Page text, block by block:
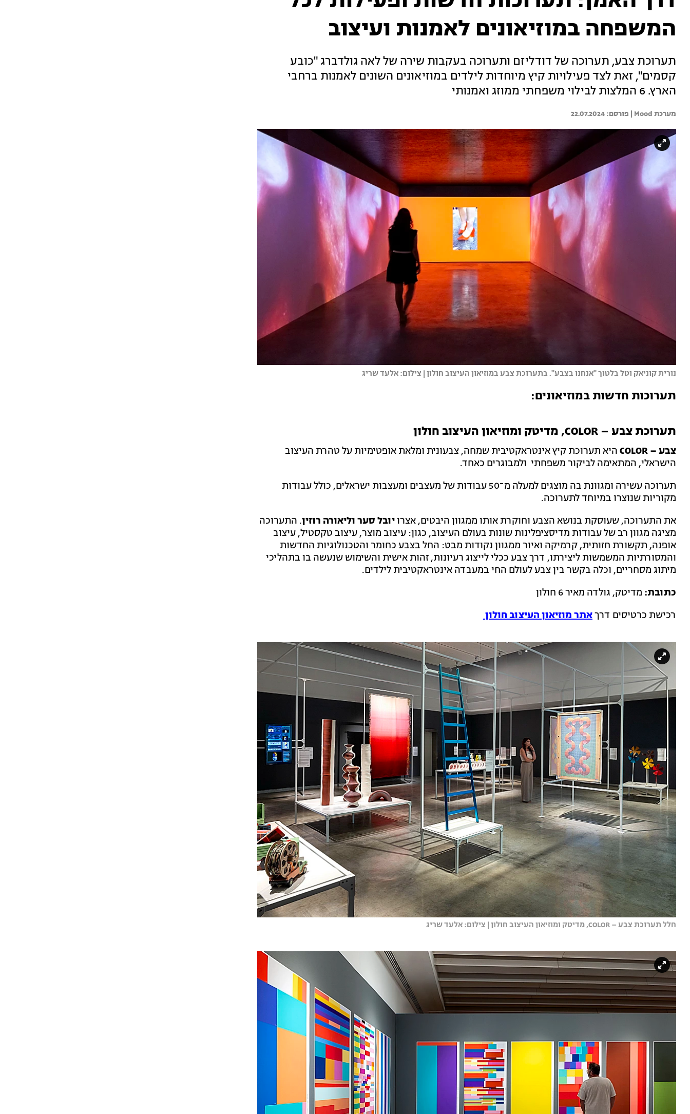
המשפחה במוזיאונים לאמנות ועיצוב
תערוכת צבע, תערוכה של דודליזם ותערוכה בעקבות שירה של לאה גולדברג "כובע
קסמים", זאת לצד פעילויות קיץ מיוחדות לילדים במוזיאונים השונים לאמנות ברחבי
הארץ. 6 המלצות לבילוי משפחתי ממוזג ואמנותי
מערכת Mood | 22.07.2024
נורית קוניאק וטל בלטוך "אנחנו בצבע". בתערוכת צבע במוזיאון העיצוב חולון | צילום: אלעד שריג
תערוכות חדשות במוזיאונים:
תערוכת צבע – COLOR, מדיטק ומוזיאון העיצוב חולון
צבע – COLOR
היא תערוכת קיץ אינטראקטיבית שמחה, צבעונית ומלאת אופטימיות על טהרת העיצוב
הישראלי, המתאימה לביקור משפחתי ולמבוגרים כאחד.
תערוכה עשירה ומגוונת בה מוצגים למעלה מ־50 עבודות של מעצבים ומעצבות ישראלים, כולל עבודות
מקוריות שנוצרו במיוחד לתערוכה.
את התערוכה, שעוסקת בנושא הצבע וחוקרת אותו ממגוון היבטים, אצרויובל סער וליאורה רוזין. התערוכה
מציגה מגוון רב של עבודות מדיסציפלינות שונות בעולם העיצוב, כגון: עיצוב מוצר, עיצוב טקסטיל, עיצוב
אופנה, תקשורת חזותית, קרמיקה ואיור ממגוון נקודות מבט: החל בצבע כחומר והטכנולוגיות החדשות
והמסורתיות המשמשות ליצירתו, דרך צבע ככלי לייצוג רעיונות, זהות אישית והשימוש שנעשה בו בתהליכי
מיתוג מסחריים, וכלה בקשר בין צבע לעולם החי במעבדה אינטראקטיבית לילדים.
כתובת: מדיטק, גולדה מאיר 6 חולון
רכישת כרטיסים דרךאתר מוזיאון העיצוב חולון
חלל תערוכת צבע – COLOR, מדיטק ומוזיאון העיצוב חולון | צילום: אלעד שריג